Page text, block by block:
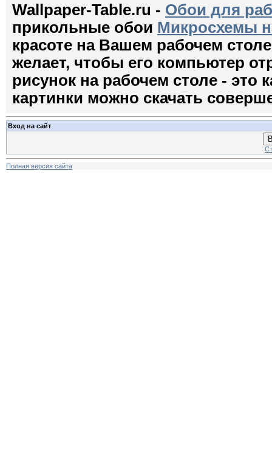
Wallpaper-Table.ru - Обои для
прикольные обои Микросхемы
красоте на Вашем рабочем
желает, чтобы его компьютер
рисунок на рабочем столе - это
картинки можно скачать
Вход на сайт
Полная версия сайта